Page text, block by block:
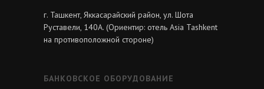
БАНКОВСКОЕ ОБОРУДОВАНИЕ
г. Ташкент, Яккасарайский район, ул. Шота
Руставели, 140А. (Ориентир: отель Asia Tashkent
на противоположной стороне)